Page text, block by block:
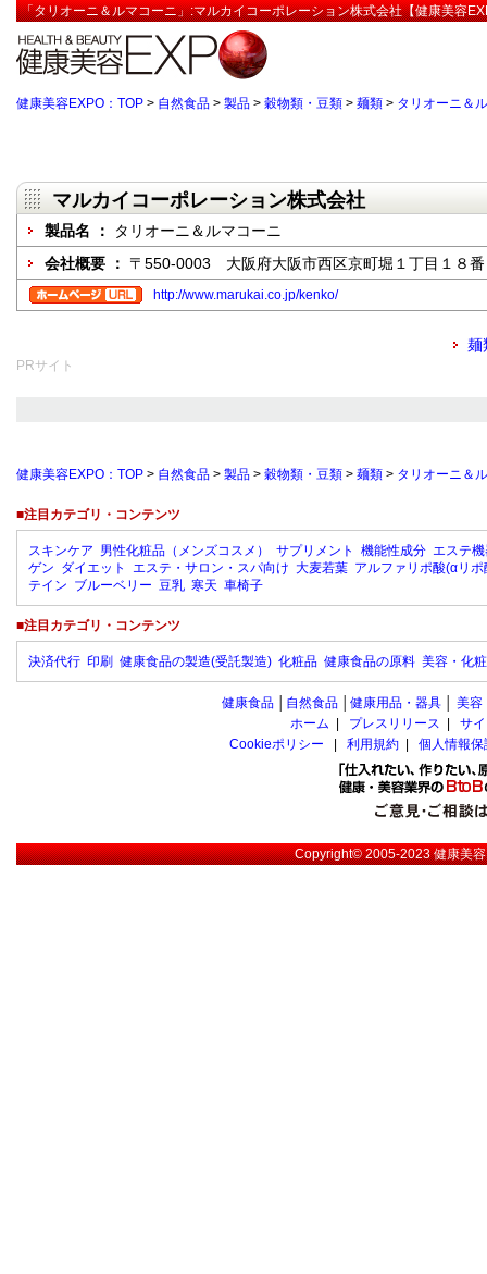
「タリオーニ＆ルマコーニ」:マルカイコーポレーション株式会社【健康美容
健康美容EXPO：TOP > 自然食品 > 製品 > 穀物類・豆類 > 麺類 > タリオーニ＆
マルカイコーポレーション株式会社
製品名 ：
タリオーニ＆ルマコーニ
会社概要 ： 〒550-0003 大阪府大阪市西区京町堀１丁目１８
http://www.marukai.co.jp/kenko/
麺
PRサイト
健康美容EXPO：TOP > 自然食品 > 製品 > 穀物類・豆類 > 麺類 > タリオーニ＆
■注目カテゴリ・コンテンツ
スキンケア 男性化粧品（メンズコスメ） サプリメント 機能性成分 エステ
ゲン ダイエット エステ・サロン・スパ向け 大麦若葉 アルファリポ酸(αリポ
テイン ブルーベリー 豆乳 寒天 車椅子
■注目カテゴリ・コンテンツ
決済代行 印刷 健康食品の製造(受託製造) 化粧品 健康食品の原料 美容・化
健康食品 自然食品 健康用品・器具 美容
ホーム
プレスリリース
サ
Cookieポリシー
利用規約 個人情報
Copyright© 2005-2023健康美